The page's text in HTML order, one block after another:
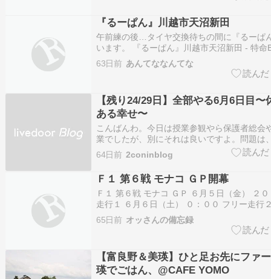
『るーぱん』川越市天沼新田
午前練の後…タイヤ交換待ちの間に『るーぱ
います。 『るーぱん』川越市天沼新田 - 特命
の報告書[埼玉] 続きを読む
63日前 あんてななんてな
【残り24/29日】全部やる6月6日目〜
ある幸せ〜
こんばんわ。今日は授業参観やら保護者総会
業でしたが、別にそれは良いですよ。問題は
んと、親の車が駐車場でパンクしました
ッカーしてタイヤ交換して……と、滅多に見
ば二度と見たくない光景を見ることができま
族は急がば回れ…
64日前 2coninblog
Ｆ１ 第６戦 モナコ ＧＰ開幕
Ｆ１ 第６戦 モナコ ＧＰ ６月５日（金） ２
走行１ ６月６日（土） ０：００ フリー走行
（土） １９：３０ フリー走行３ ６月６日（
０ 予選 ６月７日（日） ２２：００ 決勝 伝
オーバーテイクがほぼ不可能な狭いコース
65日前 オッさんの備忘録
【富良野＆美瑛】ひと足お先にファ
瑛でごはん、@CAFE YOMO